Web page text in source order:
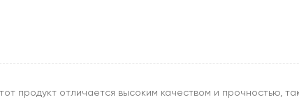
продукт отличается высоким качеством и прочностью,